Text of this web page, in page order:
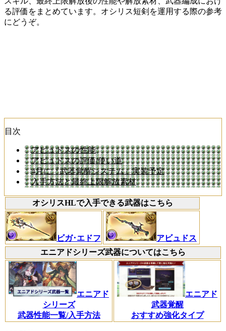
る評価をまとめています。オシリス短剣を運用する際の参考
にどうぞ。
目次
アビュドスの性能
アビュドスの評価/使い道
4月に『武器覚醒システム』実装予定
入手方法と最終上限解放素材
オシリスHLで入手できる武器はこちら
ビガ･エドフ
アビュドス
エニアドシリーズ武器についてはこちら
エニアド
シリーズ
武器性能一覧/入手方法
エニアド
武器覚醒
おすすめ強化タイプ